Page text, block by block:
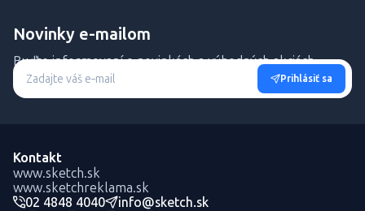
Novinky e-mailom
Buďte informovaní o novinkách a výhodných akciách.
Prihlásiť sa
Kontakt
www.sketch.sk
www.sketchreklama.sk
02 4848 4040
info@sketch.sk